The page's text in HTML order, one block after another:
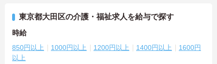
東京都大田区の介護・福祉求人を給与で探す
時給
850円以上 1000円以上 1200円以上 1400円以上
1600円
以上